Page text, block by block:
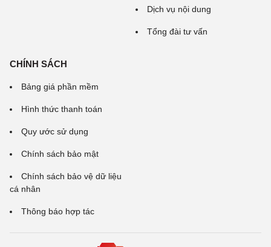
Dịch vụ nội dung
Tổng đài tư vấn
CHÍNH SÁCH
Bảng giá phần mềm
Hình thức thanh toán
Quy ước sử dụng
Chính sách bảo mật
Chính sách bảo vệ dữ liệu
cá nhân
Thông báo hợp tác